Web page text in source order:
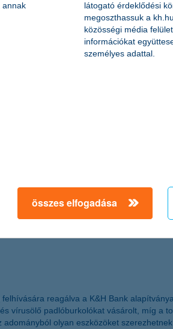
is pozitívak: a következő egy évre
felhívására reagálva a K&H Bank
vírusölő padlóburkolókat vásárolt, míg a
olyan eszközöket
annak
látogató érdeklődési
megoszthassuk a
közösségi média
információkat
személyes adattal.
összes elfogadása